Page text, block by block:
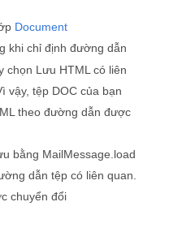
Document
khi chỉ định đường dẫn
chọn Lưu HTML có liên
vậy, tệp DOC của bạn
theo đường dẫn được
bằng MailMessage.load
dẫn tệp có liên quan.
chuyển đổi